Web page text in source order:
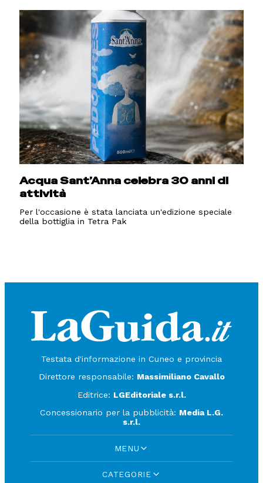
Acqua Sant’Anna celebra 30 anni di
attività
Per l'occasione è stata lanciata un'edizione speciale
della bottiglia in Tetra Pak
Testata d'informazione in Cuneo e provincia
Direttore responsabile: Massimiliano Cavallo
Editrice: LGEditoriale s.r.l.
Concessionario per la pubblicità: Media L.G.
s.r.l.
MENU
CATEGORIE